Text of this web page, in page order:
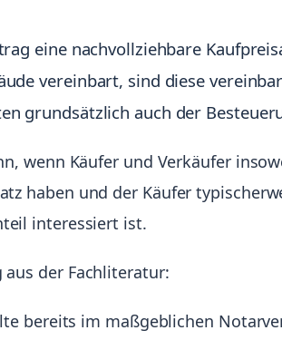
eine nachvollziehbare
vereinbart, sind diese
grundsätzlich auch der
wenn Käufer und Verkäufer
haben und der Käufer
interessiert ist.
der Fachliteratur:
bereits im maßgeblichen